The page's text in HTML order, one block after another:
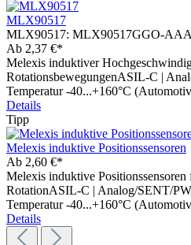
MLX90517
MLX90517: MLX90517GGO-
Ab 2,37 €*
Melexis induktiver
RotationsbewegungenASIL-C |
Temperatur -40...+160°C
Details
Tipp
Melexis induktive Positionssensoren
Ab 2,60 €*
Melexis induktive
RotationASIL-C | Analog/SENT/
Temperatur -40...+160°C
Details